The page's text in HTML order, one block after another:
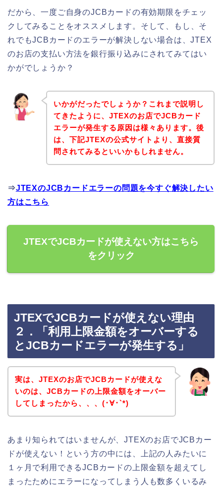
だから、一度ご自身のJCBカードの有効期限をチェッ
クしてみることをオススメします。そして、もし、そ
れでもJCBカードのエラーが解決しない場合は、JTEX
のお店の支払い方法を銀行振り込みにされてみてはい
かがでしょうか？
いかがだったでしょうか？これまで説明し
てきたように、JTEXのお店でJCBカード
エラーが発生する原因は様々あります。後
は、下記JTEXの公式サイトより、直接質
問されてみるといいかもしれません。
⇒JTEXのJCBカードエラーの問題を今すぐ解決したい
方はこちら
JTEXでJCBカードが使えない方はこちら
をクリック
JTEXでJCBカードが使えない理由
２．「利用上限金額をオーバーする
とJCBカードエラーが発生する」
実は、JTEXのお店でJCBカードが使えな
いのは、JCBカードの上限金額をオーバー
してしまったから、、、(･∀･`*)
あまり知られてはいませんが、JTEXのお店でJCBカー
ドが使えない！という方の中には、上記の人みたいに
１ヶ月で利用できるJCBカードの上限金額を超えてし
まったためにエラーになってしまう人も数多くいるみ